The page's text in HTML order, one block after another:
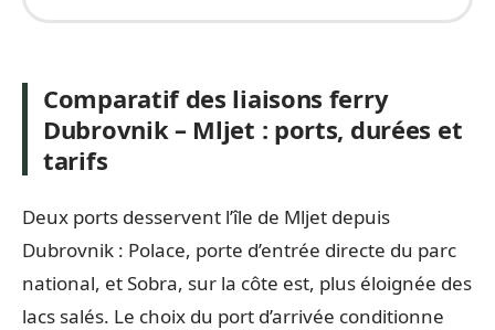
Comparatif des liaisons ferry
Dubrovnik – Mljet : ports, durées et
tarifs
Deux ports desservent l’île de Mljet depuis
Dubrovnik : Polace, porte d’entrée directe du parc
national, et Sobra, sur la côte est, plus éloignée des
lacs salés. Le choix du port d’arrivée conditionne